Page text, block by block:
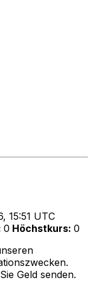
15:51 UTC
0 Höchstkurs: 0
Geld senden.